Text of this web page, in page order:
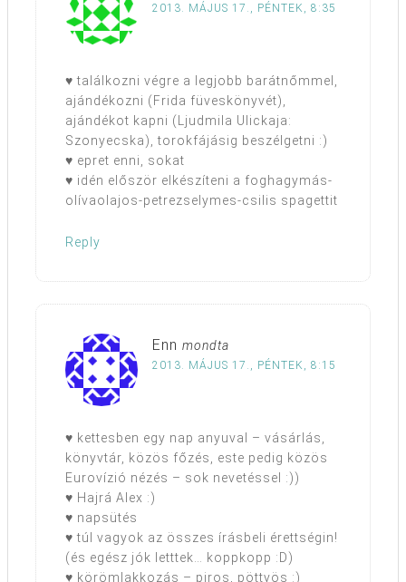
2013. MÁJUS 17., PÉNTEK, 8:35
♥ találkozni végre a legjobb barátnőmmel,
ajándékozni (Frida füveskönyvét),
ajándékot kapni (Ljudmila Ulickaja:
Szonyecska), torokfájásig beszélgetni :)
♥ epret enni, sokat
♥ idén először elkészíteni a foghagymás-
olívaolajos-petrezselymes-csilis spagettit
Reply
Enn mondta
2013. MÁJUS 17., PÉNTEK, 8:15
♥ kettesben egy nap anyuval – vásárlás,
könyvtár, közös főzés, este pedig közös
Eurovízió nézés – sok nevetéssel :))
♥ Hajrá Alex :)
♥ napsütés
♥ túl vagyok az összes írásbeli érettségin!
(és egész jók letttek… koppkopp :D)
♥ körömlakkozás – piros, pöttyös :)